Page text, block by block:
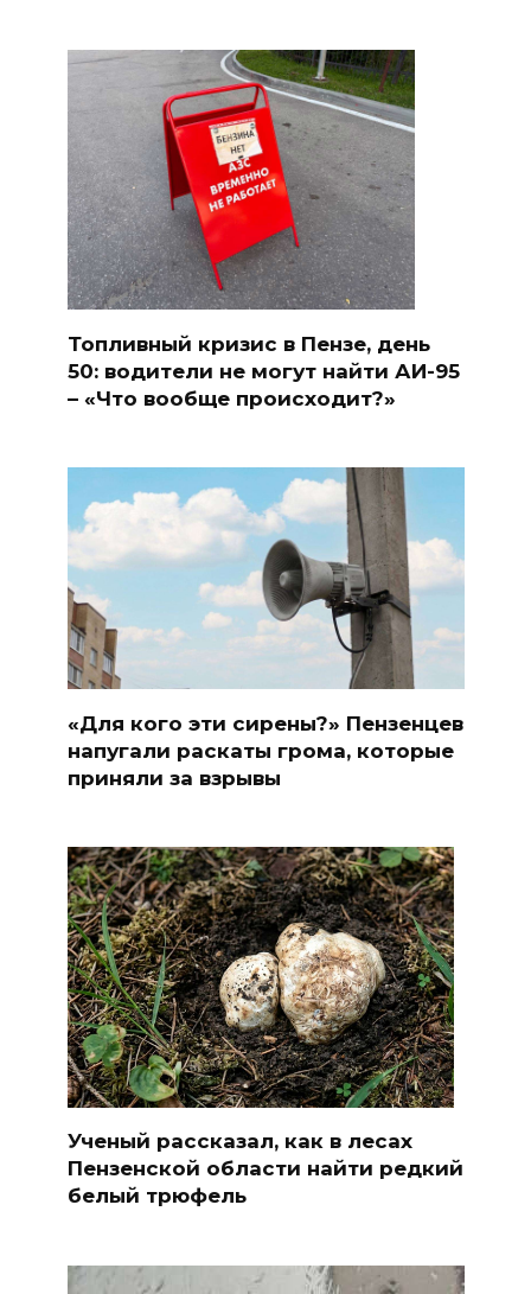
Топливный кризис в Пензе, день
50: водители не могут найти АИ-95
– «Что вообще происходит?»
«Для кого эти сирены?» Пензенцев
напугали раскаты грома, которые
приняли за взрывы
Ученый рассказал, как в лесах
Пензенской области найти редкий
белый трюфель